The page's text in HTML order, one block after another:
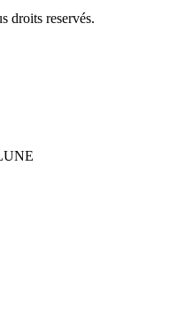
droits reservés.